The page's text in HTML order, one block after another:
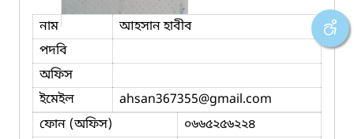
নাম
আহসান হাবীব
পদবি
অফিস
ইমেইল
ahsan367355@gmail.com
ফোন (অফিস)
০৬৬৫২৫৬২২৪